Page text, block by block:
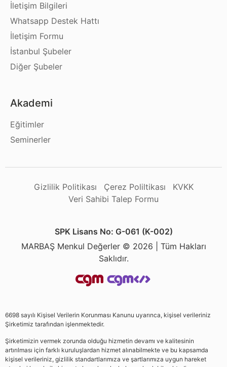
İletişim Bilgileri
Whatsapp Destek Hattı
İletişim Formu
İstanbul Şubeler
Diğer Şubeler
Akademi
Eğitimler
Seminerler
Gizlilik Politikası Çerez Poliltikası
KVKK
Veri Sahibi Talep Formu
SPK Lisans No: G-061 (K-002)
MARBAŞ Menkul Değerler © 2026 | Tüm Hakları
Saklıdır.
6698 sayılı Kişisel Verilerin Korunması Kanunu uyarınca, kişisel verileriniz
Şirketimiz tarafından işlenmektedir.
Şirketimizin vermek zorunda olduğu hizmetin devamı ve kalitesinin
artırılması için farklı kuruluşlardan hizmet alınabilmekte ve bu kapsamda
kişisel verileriniz, gizlilik standartlarımıza ve şartlarımıza uygun hareket